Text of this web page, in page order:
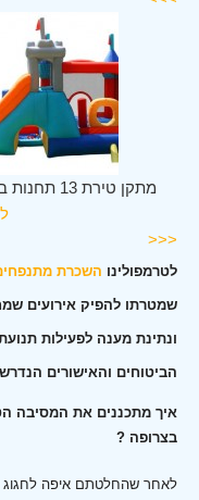
מתקן טירת 13 תחנות בצרופה
<<<
לטרמפולינו השכרת
שמטרתו להפיק אירועים
ונתינת מענה לפעילות
הביטוחים והאישורים
איך מתכננים את המסיבה
בצרופה ?
לאחר שהחלטתם איפה לחגוג